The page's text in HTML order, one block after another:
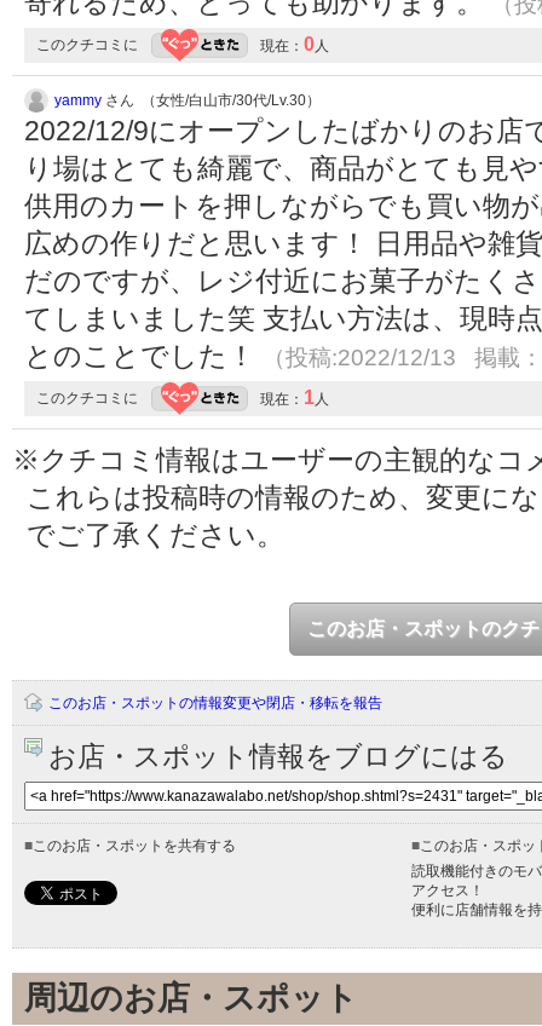
このクチコミに 現在： 0人
yammy さん （女性/白山市/30代/Lv.30）
2022/12/9にオープンしたばかりのお店
り場はとても綺麗で、商品がとても見
供用のカートを押しながらでも買い物
広めの作りだと思います！ 日用品や雑
だのですが、レジ付近にお菓子がたく
てしまいました笑 支払い方法は、現時
とのことでした！
（投稿:2022/12/13 掲載
このクチコミに 現在： 1人
※クチコミ情報はユーザーの主観的なコ
これらは投稿時の情報のため、変更に
でご了承ください。
このお店・スポットのク
このお店・スポットの情報変更や閉店・移転を報告
お店・スポット情報をブログにはる
■このお店・スポットを共有する ■このお店・スポッ
読取機能付きのモ
アクセス！
便利に店舗情報を
周辺のお店・スポット